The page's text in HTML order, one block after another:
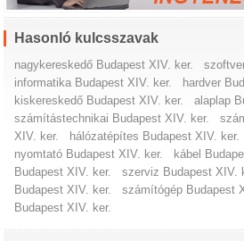
Hasonló kulcsszavak
nagykereskedő Budapest XIV. ker.
informatika Budapest XIV. ker.
hardver
kiskereskedő Budapest XIV. ker.
alaplap
számítástechnikai Budapest XIV. ker.
XIV. ker.
hálózatépítes Budapest XIV. ker.
nyomtató Budapest XIV. ker.
kábel
Budapest XIV. ker.
szerviz Budapest XIV.
Budapest XIV. ker.
számítógép Budapest
Budapest XIV. ker.